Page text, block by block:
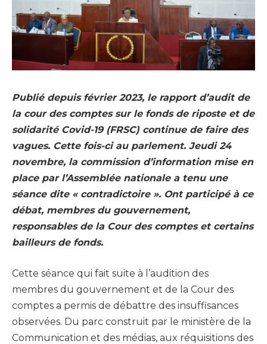
Publié depuis février 2023, le rapport d’audit de
la cour des comptes sur le fonds de riposte et de
solidarité Covid-19 (FRSC) continue de faire des
vagues. Cette fois-ci au parlement. Jeudi 24
novembre, la commission d’information mise en
place par l’Assemblée nationale a tenu une
séance dite « contradictoire ». Ont participé à ce
débat, membres du gouvernement,
responsables de la Cour des comptes et certains
bailleurs de fonds.
Cette séance qui fait suite à l’audition des
membres du gouvernement et de la Cour des
comptes a permis de débattre des insuffisances
observées. Du parc construit par le ministère de la
Communication et des médias, aux réquisitions des